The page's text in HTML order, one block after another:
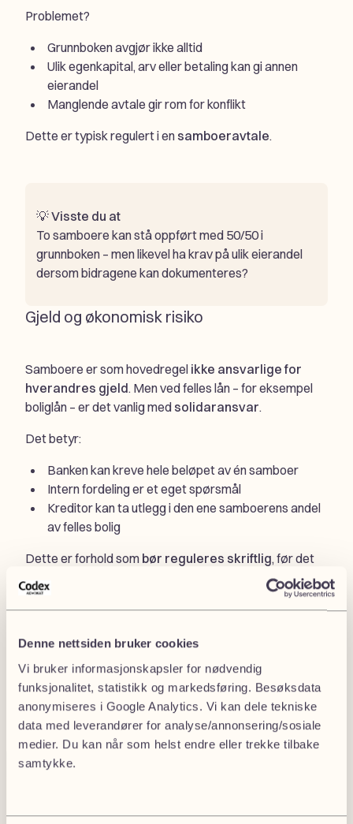
Denne nettsiden bruker cookies
Vi bruker informasjonskapsler for nødvendig
funksjonalitet, statistikk og markedsføring. Besøksdata
anonymiseres i Google Analytics. Vi kan dele tekniske
data med leverandører for analyse/annonsering/sosiale
medier. Du kan når som helst endre eller trekke tilbake
samtykke.
Problemet?
Grunnboken avgjør ikke alltid
Ulik egenkapital, arv eller betaling kan gi annen
eierandel
Manglende avtale gir rom for konflikt
Dette er typisk regulert i en samboeravtale.
💡Visste du at
To samboere kan stå oppført med 50/50 i
grunnboken – men likevel ha krav på ulik eierandel
dersom bidragene kan dokumenteres?
Gjeld og økonomisk risiko
Samboere er som hovedregel ikke ansvarlige for
hverandres gjeld. Men ved felles lån – for eksempel
boliglån – er det vanlig med solidaransvar.
Det betyr:
Banken kan kreve hele beløpet av én samboer
Intern fordeling er et eget spørsmål
Kreditor kan ta utlegg i den ene samboerens andel
av felles bolig
Dette er forhold som bør reguleres skriftlig, før det
oppstår problemer.
En kreditor kan ta pant i den ene samboerens andel
av felles bolig – uten at den andre nødvendigvis
varsles?